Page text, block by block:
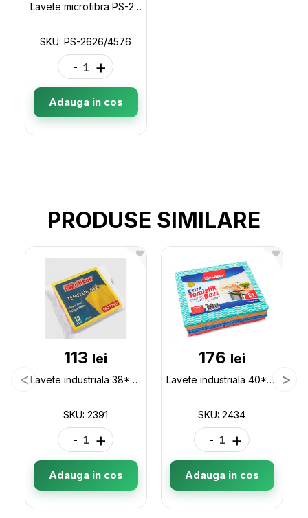
Lavete microfibra PS-2626 PS-2626/4576
SKU: PS-2626/4576
- +
Adauga in cos
PRODUSE SIMILARE
113 lei
Lavete industriala 38*40cm 12buc Polikur 2391
SKU: 2391
- +
Adauga in cos
176 lei
Lavete industriala 40*50cm 24buc Polikur 2434
SKU: 2434
- +
Adauga in cos